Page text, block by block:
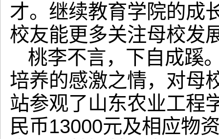
才。继续教育学院的成
校友能更多关注母校发
桃李不言，下自成蹊
培养的感激之情，对母
站参观了山东农业工程
民币13000元及相应物